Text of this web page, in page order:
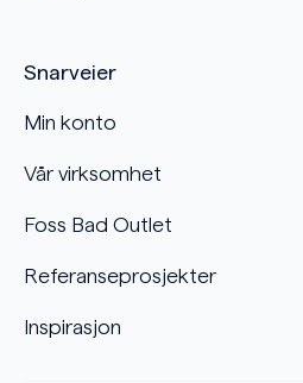
Snarveier
Min konto
Vår virksomhet
Foss Bad Outlet
Referanseprosjekter
Inspirasjon